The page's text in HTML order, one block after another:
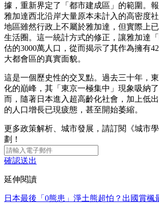
據，重新界定了「都市建成區」的範圍。
雅加達西北沿岸大量原本未計入的高密度
地區雖然行政上不屬於雅加達，但實際上
生活圈。這一統計方式的修正，讓雅加達
估的3000萬人口，從而揭示了其作為擁有
大都會區的真實面貌。
這是一個歷史性的交叉點。過去三十年，
化的巔峰，其「東京一極集中」現象吸納
而，隨著日本進入超高齡化社會，加上低
的人口增長已現疲態，甚至開始萎縮。
更多政策解析、城市發展，請訂閱《城市
劃！
確認送出
延伸閱讀
日本最後「0熊患」淨土熊超怕？出國賞楓